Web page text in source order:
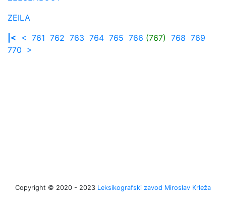
ZEILA
|< < 761 762 763 764 765 766 (767) 768 769
770 >
Copyright © 2020 - 2023 Leksikografski zavod Miroslav Krleža